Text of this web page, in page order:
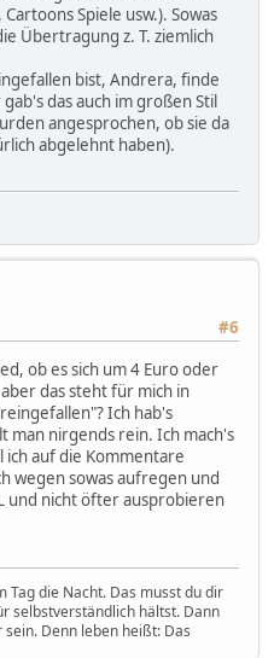
Spiele usw.). Sowas
Übertragung z. T. ziemlich
bist, Andrera, finde
das auch im großen Stil
angesprochen, ob sie da
abgelehnt haben).
#6
ob es sich um 4 Euro oder
das steht für mich in
Ich hab's
man nirgends rein. Ich mach's
ich auf die Kommentare
wegen sowas aufregen und
und nicht öfter ausprobieren
Tag die Nacht. Das musst du dir
selbstverständlich hältst. Dann
Denn leben heißt: Das